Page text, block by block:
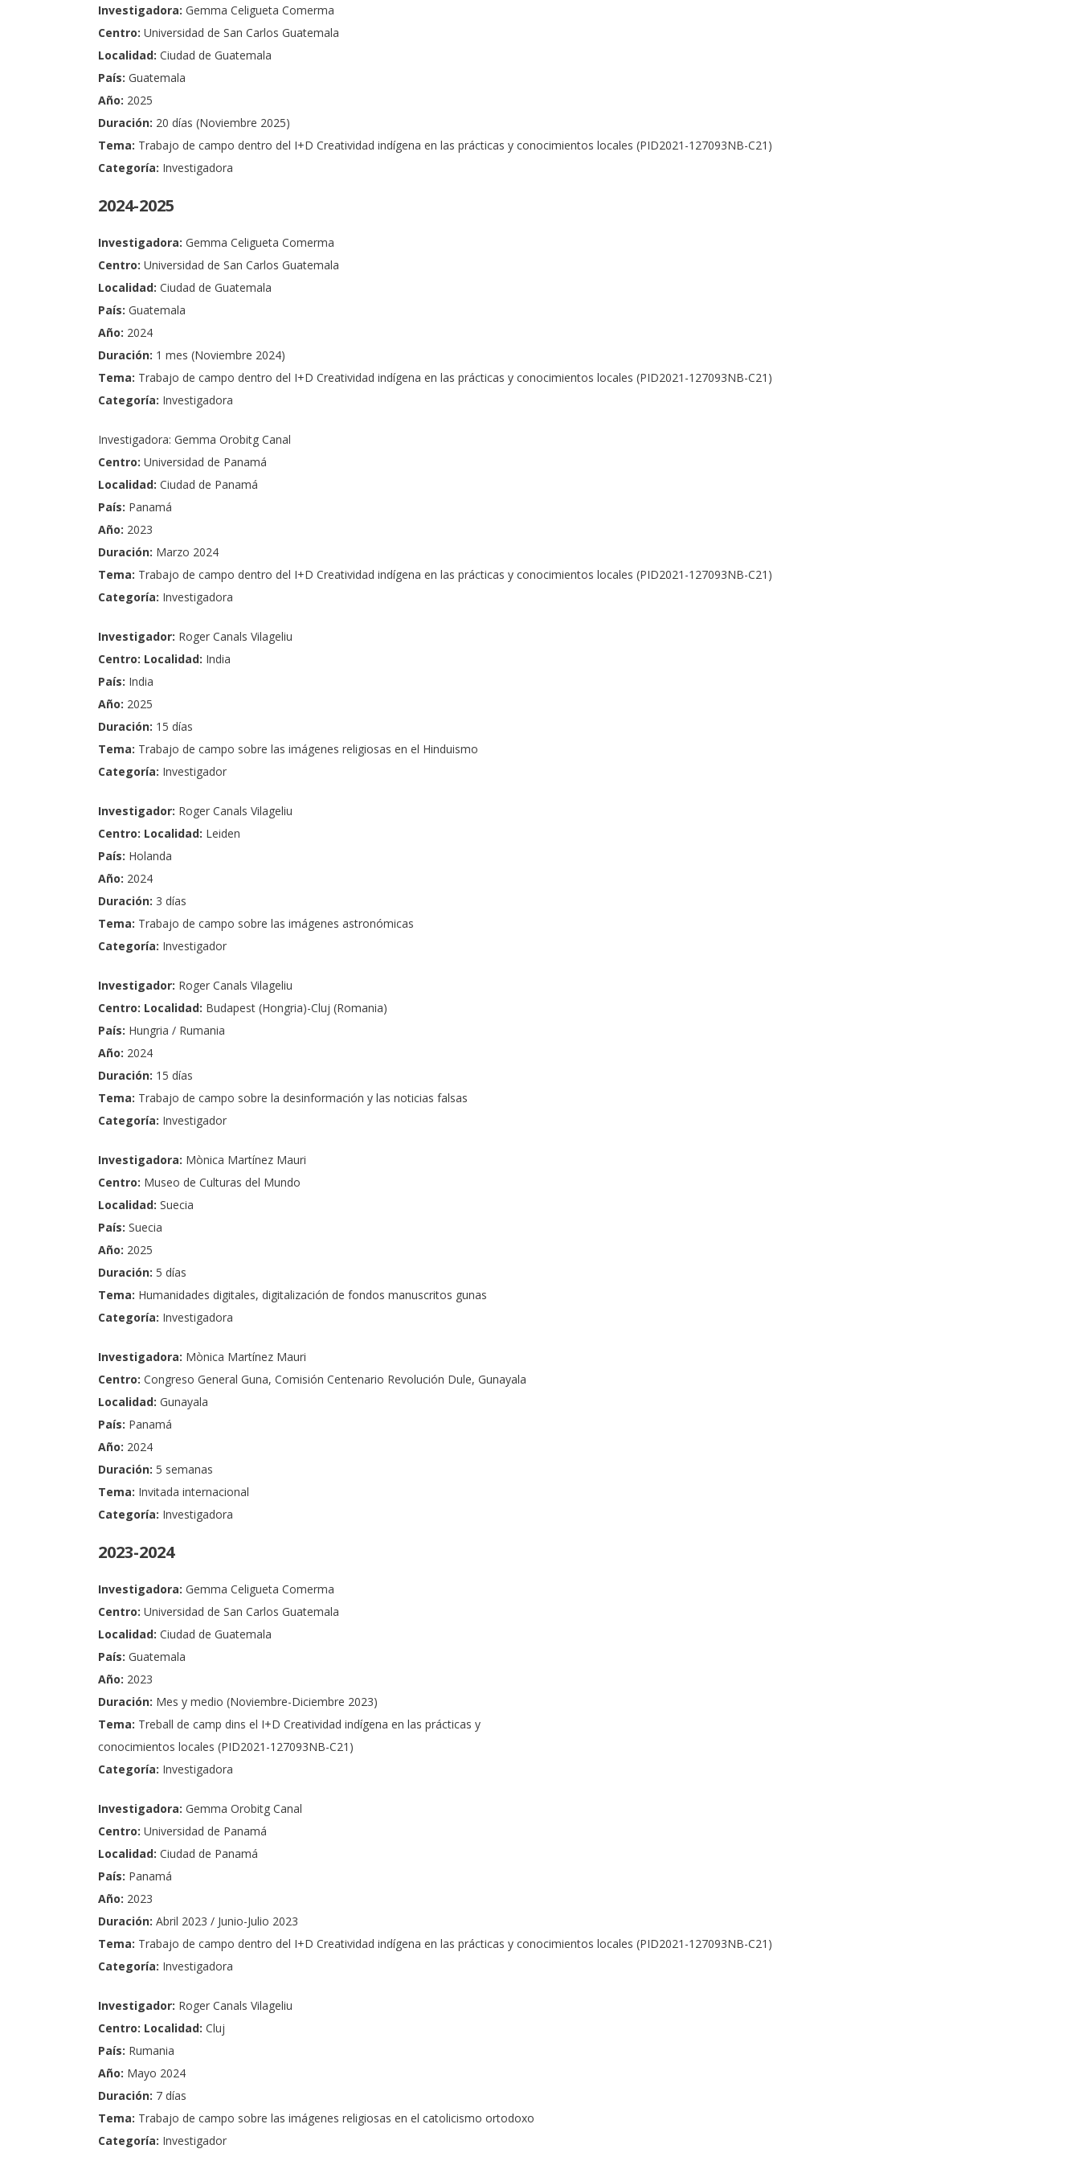
Investigadora: Gemma Celigueta Comerma
Centro: Universidad de San Carlos Guatemala
Localidad: Ciudad de Guatemala
País: Guatemala
Año: 2025
Duración: 20 días (Noviembre 2025)
Tema: Trabajo de campo dentro del I+D Creatividad indígena en las prácticas y conocimientos locales (PID2021-127093NB-C21)
Categoría: Investigadora
2024-2025
Investigadora: Gemma Celigueta Comerma
Centro: Universidad de San Carlos Guatemala
Localidad: Ciudad de Guatemala
País: Guatemala
Año: 2024
Duración: 1 mes (Noviembre 2024)
Tema: Trabajo de campo dentro del I+D Creatividad indígena en las prácticas y conocimientos locales (PID2021-127093NB-C21)
Categoría: Investigadora
Investigadora: Gemma Orobitg Canal
Centro: Universidad de Panamá
Localidad: Ciudad de Panamá
País: Panamá
Año: 2023
Duración: Marzo 2024
Tema: Trabajo de campo dentro del I+D Creatividad indígena en las prácticas y conocimientos locales (PID2021-127093NB-C21)
Categoría: Investigadora
Investigador: Roger Canals Vilageliu
Centro: Localidad: India
País: India
Año: 2025
Duración: 15 días
Tema: Trabajo de campo sobre las imágenes religiosas en el Hinduismo
Categoría: Investigador
Investigador: Roger Canals Vilageliu
Centro: Localidad: Leiden
País: Holanda
Año: 2024
Duración: 3 días
Tema: Trabajo de campo sobre las imágenes astronómicas
Categoría: Investigador
Investigador: Roger Canals Vilageliu
Centro: Localidad: Budapest (Hongria)-Cluj (Romania)
País: Hungria / Rumania
Año: 2024
Duración: 15 días
Tema: Trabajo de campo sobre la desinformación y las noticias falsas
Categoría: Investigador
Investigadora: Mònica Martínez Mauri
Centro: Museo de Culturas del Mundo
Localidad: Suecia
País: Suecia
Año: 2025
Duración: 5 días
Tema: Humanidades digitales, digitalización de fondos manuscritos gunas
Categoría: Investigadora
Investigadora: Mònica Martínez Mauri
Centro: Congreso General Guna, Comisión Centenario Revolución Dule, Gunayala
Localidad: Gunayala
País: Panamá
Año: 2024
Duración: 5 semanas
Tema: Invitada internacional
Categoría: Investigadora
2023-2024
Investigadora: Gemma Celigueta Comerma
Centro: Universidad de San Carlos Guatemala
Localidad: Ciudad de Guatemala
País: Guatemala
Año: 2023
Duración: Mes y medio (Noviembre-Diciembre 2023)
Tema: Treball de camp dins el I+D Creatividad indígena en las prácticas y
conocimientos locales (PID2021-127093NB-C21)
Categoría: Investigadora
Investigadora: Gemma Orobitg Canal
Centro: Universidad de Panamá
Localidad: Ciudad de Panamá
País: Panamá
Año: 2023
Duración: Abril 2023 / Junio-Julio 2023
Tema: Trabajo de campo dentro del I+D Creatividad indígena en las prácticas y conocimientos locales (PID2021-127093NB-C21)
Categoría: Investigadora
Investigador: Roger Canals Vilageliu
Centro: Localidad: Cluj
País: Rumania
Año: Mayo 2024
Duración: 7 días
Tema: Trabajo de campo sobre las imágenes religiosas en el catolicismo ortodoxo
Categoría: Investigador